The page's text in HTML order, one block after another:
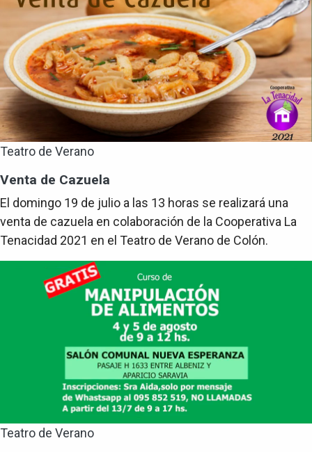
Teatro de Verano
Venta de Cazuela
El domingo 19 de julio a las 13 horas se realizará una
venta de cazuela en colaboración de la Cooperativa La
Tenacidad 2021 en el Teatro de Verano de Colón.
Teatro de Verano